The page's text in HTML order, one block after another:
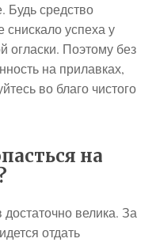
Будь средство
успеха у
огласки. Поэтому без
на прилавках,
во благо чистого
на
велика. За
отдать